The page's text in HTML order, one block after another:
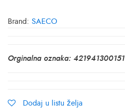
Brand: SAECO
Orginalna oznaka: 421941300151
Dodaj u listu želja